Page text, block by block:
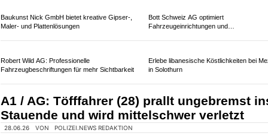
Am Freitagmorgen (03.07.2026) ist es auf derAutobahn
A13 zwischen Murg und Walenstadt zu einer
Eine 20-jährige Frau wurde durch den Unfall unbestimmt
verletzt. Aufgrund des Unfalls kam es zu einem Rückstau.